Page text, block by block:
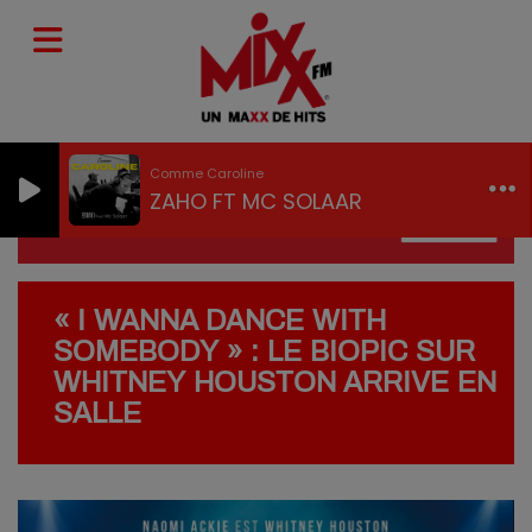
Comme Caroline
ZAHO FT MC SOLAAR
« I WANNA DANCE WITH
SOMEBODY » : LE BIOPIC SUR
WHITNEY HOUSTON ARRIVE EN
SALLE